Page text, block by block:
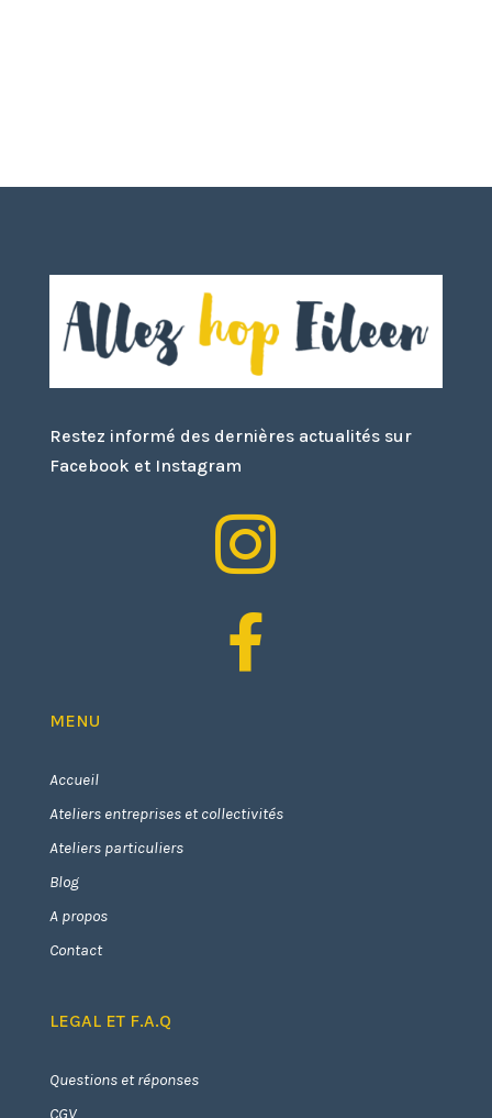
Restez informé des dernières actualités sur
Facebook et Instagram


MENU
Accueil
Ateliers entreprises et collectivités
Ateliers particuliers
Blog
A propos
Contact
LEGAL ET F.A.Q
Questions et réponses
CGV